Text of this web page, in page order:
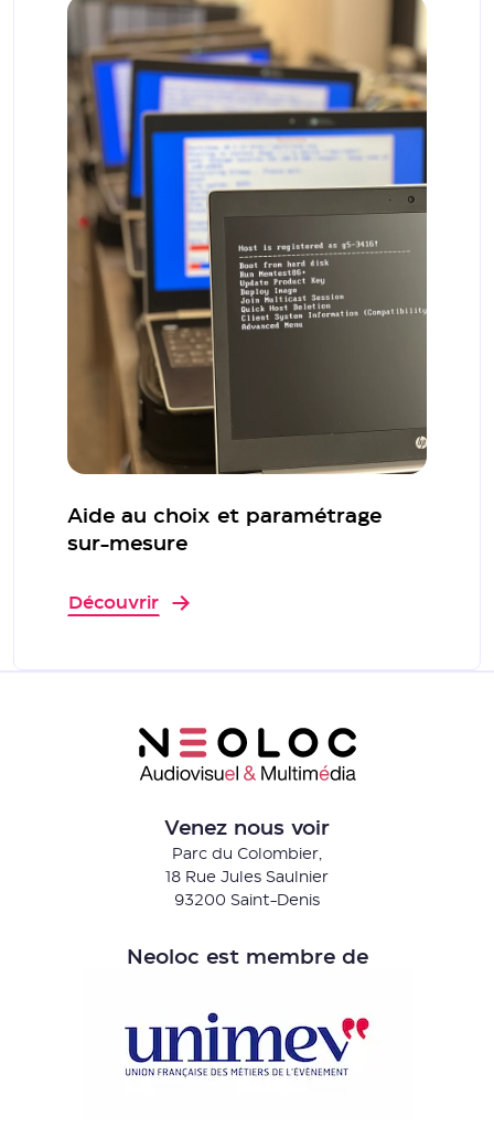
Aide au choix et paramétrage
sur-mesure
Découvrir
Venez nous voir
Parc du Colombier,
18 Rue Jules Saulnier
93200 Saint-Denis
Neoloc est membre de